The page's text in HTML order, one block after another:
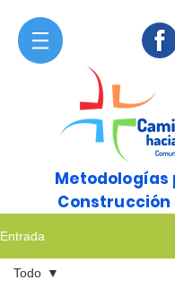
Metodologías
Construcción
Entrada
Todo